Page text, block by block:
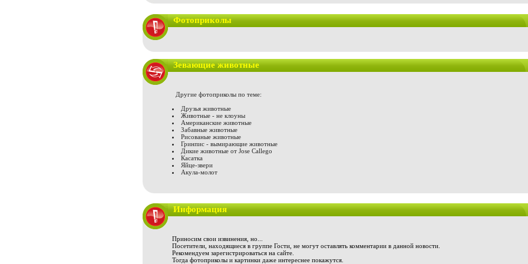
Фотоприколы
Зевающие животные
Другие фотоприколы по теме:
Друзья животные
Животные - не клоуны
Американские животные
Забавные животные
Рисованые животные
Гринпис - вымирающие животные
Дикие животные от Jose Callego
Касатка
Яйце-звери
Акула-молот
Информация
Приносим свои извинения, но...
Посетители, находящиеся в группе Гости, не могут оставлять комментарии в данной новости.
Рекомендуем зарегистрироваться на сайте.
Тогда фотоприколы и картинки даже интереснее покажутся.